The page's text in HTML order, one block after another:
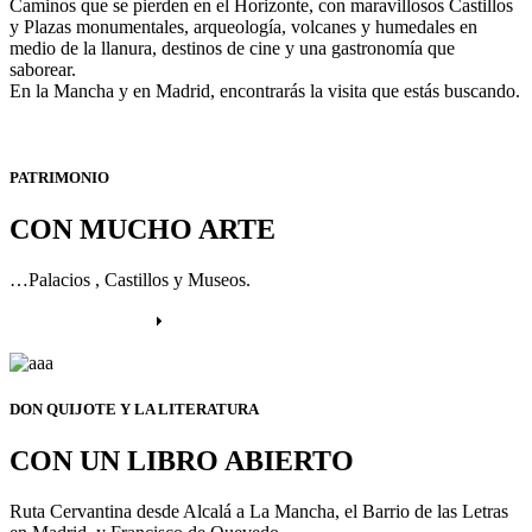
Caminos que se pierden en el Horizonte, con maravillosos Castillos
y Plazas monumentales, arqueología, volcanes y humedales en
medio de la llanura, destinos de cine y una gastronomía que
saborear.
En la Mancha y en Madrid, encontrarás la visita que estás buscando.
PATRIMONIO
CON MUCHO ARTE
…Palacios , Castillos y Museos.
DON QUIJOTE Y LA LITERATURA
CON UN LIBRO ABIERTO
Ruta Cervantina desde Alcalá a La Mancha, el Barrio de las Letras